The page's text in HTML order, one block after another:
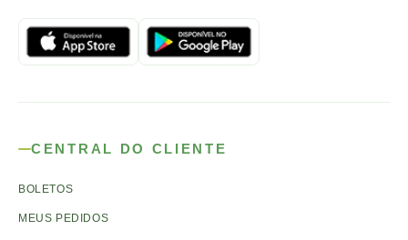
CENTRAL DO CLIENTE
BOLETOS
MEUS PEDIDOS